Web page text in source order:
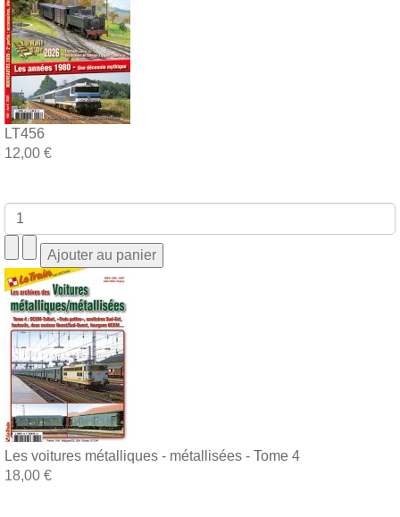
LT456
12,00 €
Les voitures métalliques - métallisées - Tome 4
18,00 €